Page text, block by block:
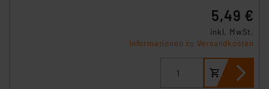
5,49 €
inkl. MwSt.
Informationen zu Versandkosten